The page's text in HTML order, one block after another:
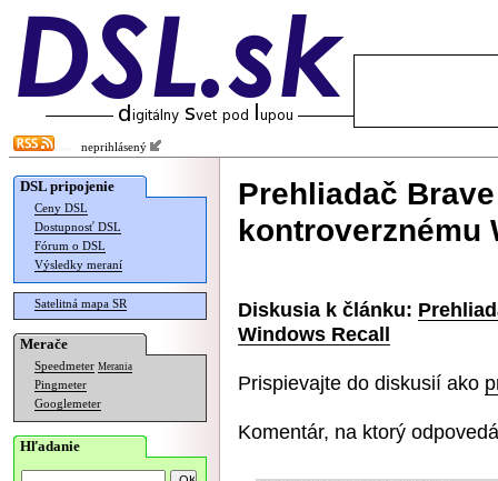
neprihlásený
DSL pripojenie
Ceny DSL
Dostupnosť DSL
Fórum o DSL
Výsledky meraní
Satelitná mapa SR
Merače
Speedmeter Merania
Pingmeter
Googlemeter
Hľadanie
Prehliadač
kontroverznému
Diskusia k článku:
Windows Recall
Prispievajte do diskusií ako
Komentár, na ktorý